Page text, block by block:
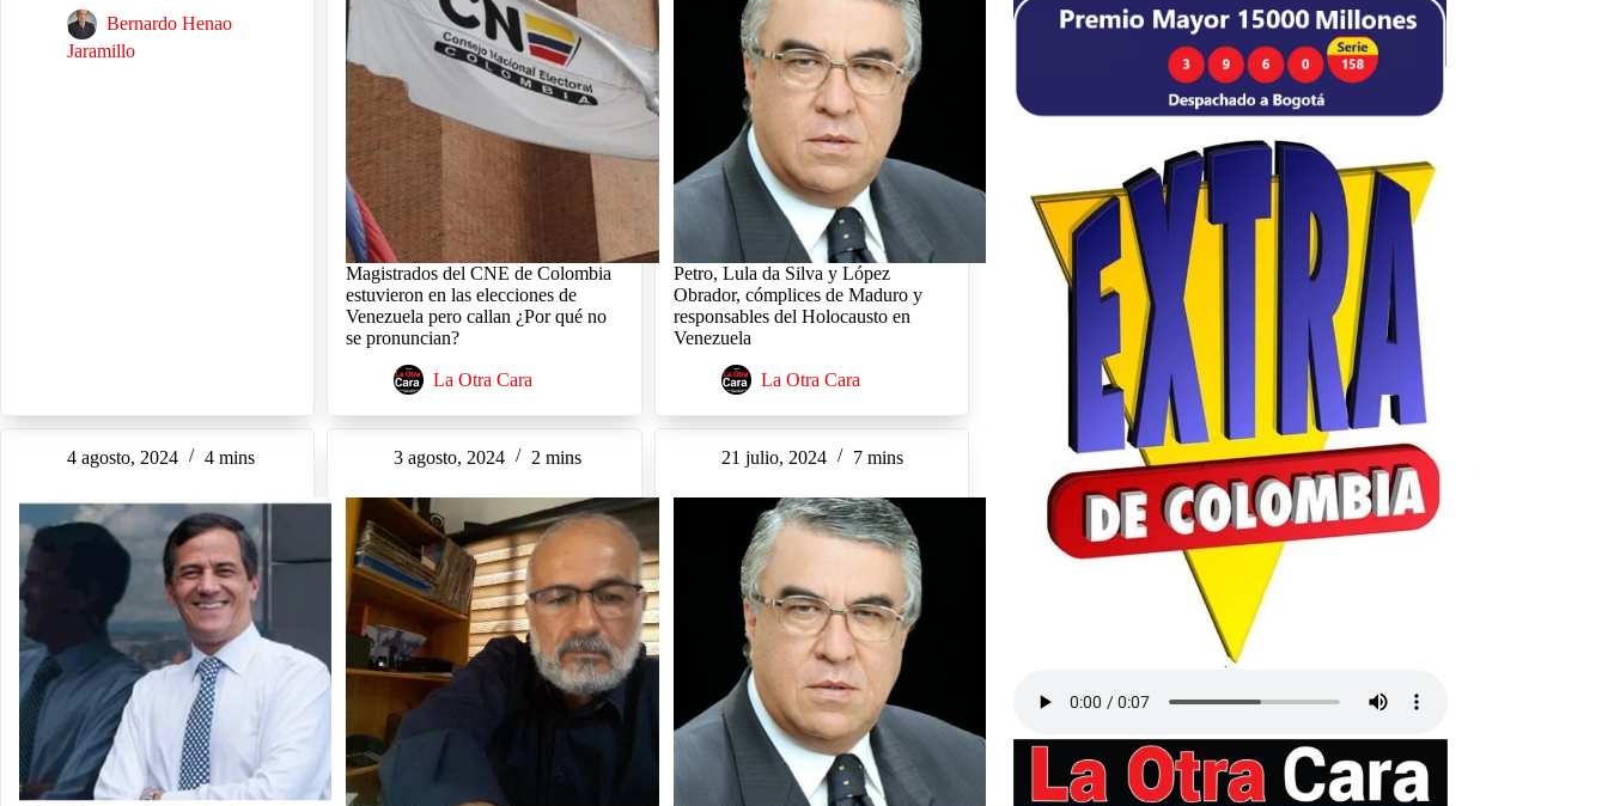
Bernardo Henao
Jaramillo
Magistrados del CNE de Colombia
estuvieron en las elecciones de
Venezuela pero callan ¿Por qué no
se pronuncian?
La Otra Cara
Petro, Lula da Silva y López
Obrador, cómplices de Maduro y
responsables del Holocausto en
Venezuela
La Otra Cara
4 agosto, 2024 4 mins 3 agosto, 2024 2 mins 21 julio, 2024 7 mins